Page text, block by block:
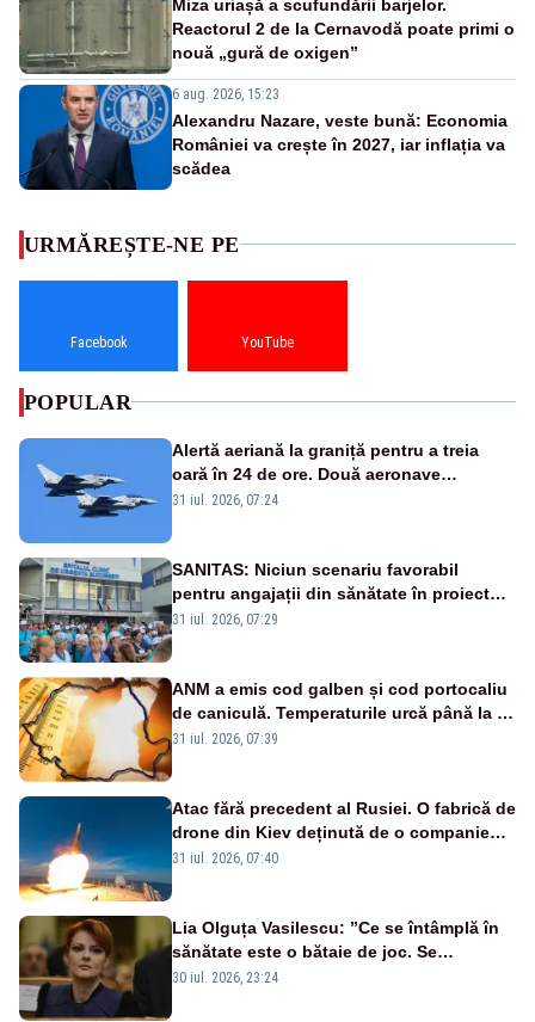
Miza uriașă a scufundării barjelor.
Reactorul 2 de la Cernavodă poate primi o
nouă „gură de oxigen”
6 aug. 2026, 15:23
Alexandru Nazare, veste bună: Economia
României va crește în 2027, iar inflația va
scădea
URMĂREȘTE-NE PE
Facebook YouTube
POPULAR
Alertă aeriană la graniță pentru a treia
oară în 24 de ore. Două aeronave
Eurofighter britanice au fost ridicate de la
31 iul. 2026, 07:24
SANITAS: Niciun scenariu favorabil
pentru angajații din sănătate în proiectul
Legii salarizării
31 iul. 2026, 07:29
ANM a emis cod galben și cod portocaliu
de caniculă. Temperaturile urcă până la 38
de grade, iar nopțile devin tropicale
31 iul. 2026, 07:39
Atac fără precedent al Rusiei. O fabrică de
drone din Kiev deținută de o companie
americană, distrusă de o rachetă
31 iul. 2026, 07:40
Lia Olguța Vasilescu: ”Ce se întâmplă în
sănătate este o bătaie de joc. Se
guvernează extraordinar de prost”
30 iul. 2026, 23:24